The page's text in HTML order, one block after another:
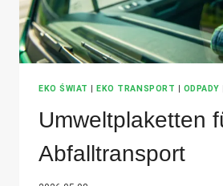
EKO ŚWIAT |EKO TRANSPORT | ODPADY
Umweltplaketten
Abfalltransport